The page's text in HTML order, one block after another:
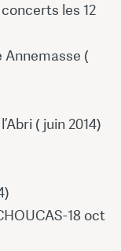
les 12
Annemasse (
( juin 2014)
18 oct